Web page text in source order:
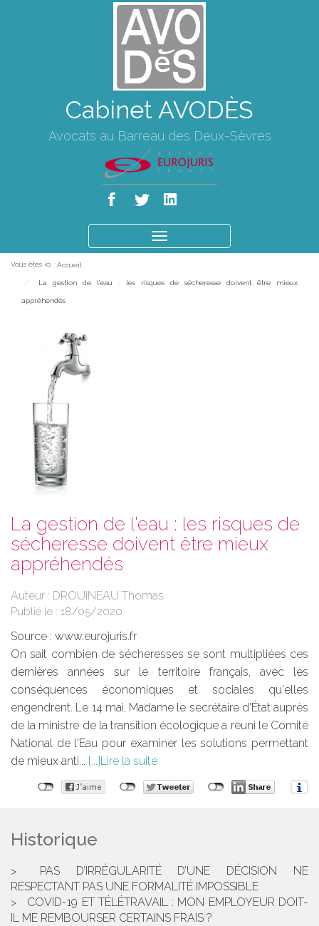
Cabinet AVODÈS
Avocats au Barreau des Deux-Sèvres
le
Vous êtes ici : Accueil
La gestion de l'eau : les risques de sécheresse doivent être mieux
appréhendés
La gestion de l'eau : les risques de
sécheresse doivent être mieux
appréhendés
Auteur : DROUINEAU Thomas
Publié le : 18/05/2020
Source : www.eurojuris.fr
On sait combien de sécheresses se sont multipliées ces
dernières années sur le territoire français, avec les
conséquences économiques et sociales qu'elles
engendrent. Le 14 mai, Madame le secrétaire d'État auprès
de la ministre de la transition écologique a réuni le Comité
National de l'Eau pour examiner les solutions permettant
de mieux anti...
Lire la suite
Historique
PAS D’IRRÉGULARITÉ D’UNE DÉCISION NE
RESPECTANT PAS UNE FORMALITÉ IMPOSSIBLE
COVID-19 ET TÉLÉTRAVAIL : MON EMPLOYEUR DOIT-
IL ME REMBOURSER CERTAINS FRAIS ?